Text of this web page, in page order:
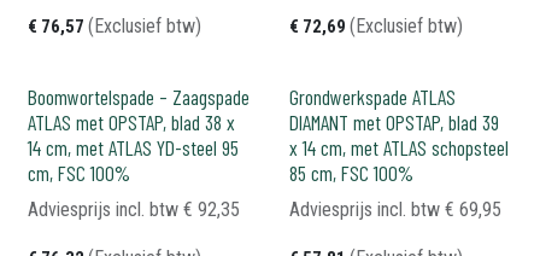
€ 76,57 (Exclusief btw) € 72,69 (Exclusief btw)
Boomwortelspade – Zaagspade
ATLAS met OPSTAP, blad 38 x
14 cm, met ATLAS YD-steel 95
cm, FSC 100%
Adviesprijs incl. btw € 92,35
Grondwerkspade ATLAS
DIAMANT met OPSTAP, blad 39
x 14 cm, met ATLAS schopsteel
85 cm, FSC 100%
Adviesprijs incl. btw € 69,95